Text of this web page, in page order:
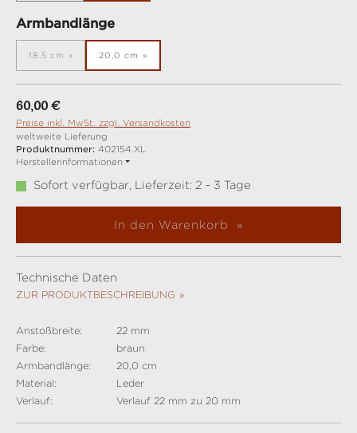
Armbandlängeauswählen
18,5 cm 20,0 cm
Regulärer Preis:
60,00 €
Preise inkl. MwSt. zzgl. Versandkosten
weltweite Lieferung
Produktnummer: 402154.XL
Herstellerinformationen
Sofort verfügbar, Lieferzeit: 2 - 3 Tage
In den Warenkorb
Technische Daten
ZUR PRODUKTBESCHREIBUNG
Anstoßbreite:
22 mm
Farbe:
braun
Armbandlänge:
20,0 cm
Material:
Leder
Verlauf:
Verlauf 22 mm zu 20 mm